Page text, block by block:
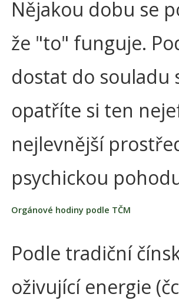
Nějakou dobu se
že "to" funguje.
dostat do souladu
opatříte si ten
nejlevnější
psychickou
Orgánové hodiny podle TČM
Podle tradiční
oživující energie